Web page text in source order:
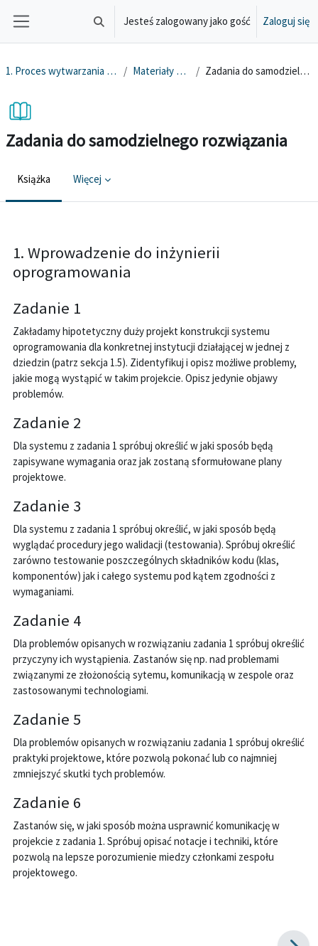
Przejdź do głównej zawartości
Przełącznik wyszukiwarki
Jesteś zalogowany jako gość Zaloguj się
1. Proces wytwarzania oprogramowania Materiały dodatkowe Zadania do samodzielnego rozwiązania
Zadania do samodzielnego rozwiązania
Książka Więcej
1. Wprowadzenie do inżynierii
oprogramowania
Zadanie 1
Zakładamy hipotetyczny duży projekt konstrukcji systemu
oprogramowania dla konkretnej instytucji działającej w jednej z
dziedzin (patrz sekcja 1.5). Zidentyfikuj i opisz możliwe problemy,
jakie mogą wystąpić w takim projekcie. Opisz jedynie objawy
problemów.
Zadanie 2
Dla systemu z zadania 1 spróbuj określić w jaki sposób będą
zapisywane wymagania oraz jak zostaną sformułowane plany
projektowe.
Zadanie 3
Dla systemu z zadania 1 spróbuj określić, w jaki sposób będą
wyglądać procedury jego walidacji (testowania). Spróbuj określić
zarówno testowanie poszczególnych składników kodu (klas,
komponentów) jak i całego systemu pod kątem zgodności z
wymaganiami.
Zadanie 4
Dla problemów opisanych w rozwiązaniu zadania 1 spróbuj określić
przyczyny ich wystąpienia. Zastanów się np. nad problemami
związanymi ze złożonością sytemu, komunikacją w zespole oraz
zastosowanymi technologiami.
Zadanie 5
Dla problemów opisanych w rozwiązaniu zadania 1 spróbuj określić
praktyki projektowe, które pozwolą pokonać lub co najmniej
zmniejszyć skutki tych problemów.
Zadanie 6
Zastanów się, w jaki sposób można usprawnić komunikację w
projekcie z zadania 1. Spróbuj opisać notacje i techniki, które
pozwolą na lepsze porozumienie miedzy członkami zespołu
projektowego.